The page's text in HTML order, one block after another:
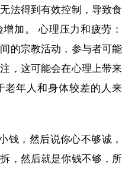
法得到有效控制，导致食
加。 心理压力和疲劳：
的宗教活动，参与者可能
，这可能会在心理上带来
老年人和身体较差的人来
钱，然后说你心不够诚，
，然后就是你钱不够，所